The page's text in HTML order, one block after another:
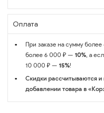
Оплата
При заказе на сумму
более 6 000 ₽ — 10%, а
10 000 ₽ — 15%!
Скидки рассчитываются
добавлении товара в